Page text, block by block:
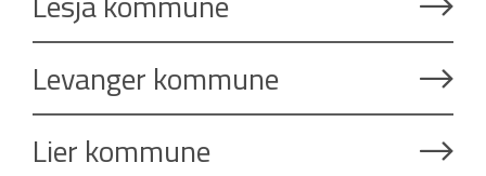
Levanger kommune
Lier kommune